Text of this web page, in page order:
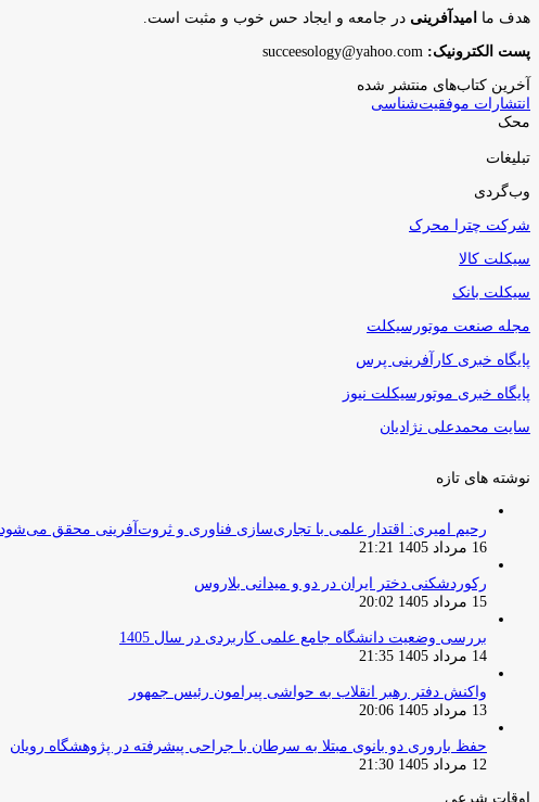
هدف ما امیدآفرینی در جامعه و ایجاد حس خوب و مثبت است.
پست الکترونیک:
آخرین کتاب‌های منتشر شده
انتشارات موفقیت‌شناسی
محک
تبلیغات
وب‌گردی
شرکت چترا محرک
سیکلت کالا
سیکلت بانک
مجله صنعت موتورسیکلت
پایگاه خبری کارآفرینی پرس
پایگاه خبری موتورسیکلت نیوز
سایت محمدعلی نژادیان
نوشته های تازه
رحیم امیری: اقتدار علمی با تجاری‌سازی فناوری و ثروت‌آفرینی محقق می‌شود
16 مرداد 1405 21:21
رکوردشکنی دختر ایران در دو و میدانی بلاروس
15 مرداد 1405 20:02
بررسی وضعیت دانشگاه جامع علمی کاربردی در سال 1405
14 مرداد 1405 21:35
واکنش دفتر رهبر انقلاب به حواشی پیرامون رئیس جمهور
13 مرداد 1405 20:06
حفظ باروری دو بانوی مبتلا به سرطان با جراحی پیشرفته در پژوهشگاه رویان
12 مرداد 1405 21:30
اوقات شرعی